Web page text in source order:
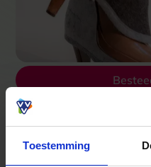
Toestemming
Bekijk welke